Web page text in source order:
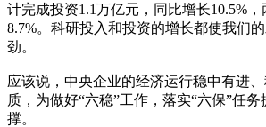
计完成投资1.1万亿元，同比增长10.5%
8.7%。科研投入和投资的增长都使我们
劲。
应该说，中央企业的经济运行稳中有进
质，为做好“六稳”工作，落实“六保”任
撑。